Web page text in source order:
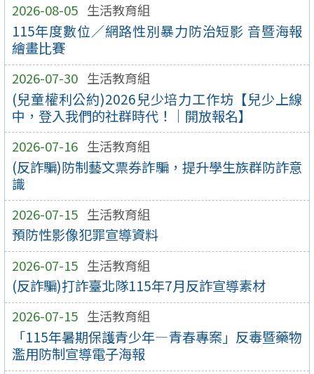
2026-08-05 生活教育組
115年度數位／網路性別暴力防治短影 音暨海報
繪畫比賽
2026-07-30 生活教育組
(兒童權利公約)2026兒少培力工作坊【兒少上線
中，登入我們的社群時代！｜開放報名】
2026-07-16 生活教育組
(反詐騙)防制藝文票券詐騙，提升學生族群防詐意
識
2026-07-15 生活教育組
預防性影像犯罪宣導資料
2026-07-15 生活教育組
(反詐騙)打詐臺北隊115年7月反詐宣導素材
2026-07-15 生活教育組
「115年暑期保護青少年—青春專案」反毒暨藥物
濫用防制宣導電子海報